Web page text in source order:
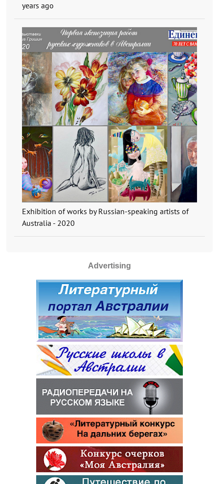
years ago
Exhibition of works by Russian-speaking artists of
Australia - 2020
Advertising